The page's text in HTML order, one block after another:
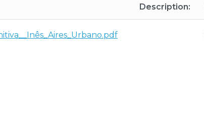
Description: